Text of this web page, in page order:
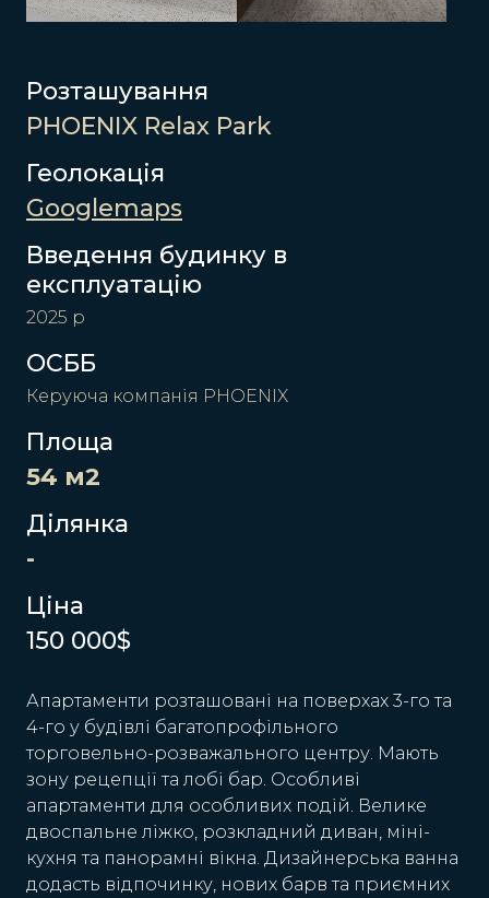
Розташування
PHOENIX Relax Park
Геолокація
Googlemaps
Введення будинку в
експлуатацію
2025 р
ОСББ
Керуюча компанія PHOENIX
Площа
54 м2
Ділянка
-
Ціна
150 000$
Апартаменти розташовані на поверхах 3-го та
4-го у будівлі багатопрофільного
торговельно-розважального центру. Мають
зону рецепції та лобі бар. Особливі
апартаменти для особливих подій. Велике
двоспальне ліжко, розкладний диван, міні-
кухня та панорамні вікна. Дизайнерська ванна
додасть відпочинку, нових барв та приємних